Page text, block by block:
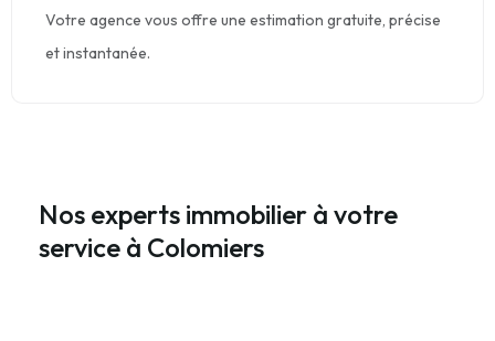
Votre agence vous offre une estimation gratuite, précise
et instantanée.
Nos experts immobilier à votre
service à Colomiers